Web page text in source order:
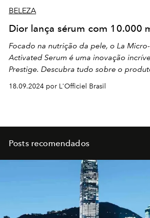
BELEZA
Dior lança sérum com 10.000
Focado na nutrição da pele, o La
Activated Serum é uma inovação
Prestige. Descubra tudo sobre o
18.09.2024 por L'Officiel Brasil
Posts recomendados